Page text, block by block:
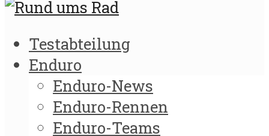
Testabteilung
Enduro
Enduro-News
Enduro-Rennen
Enduro-Teams